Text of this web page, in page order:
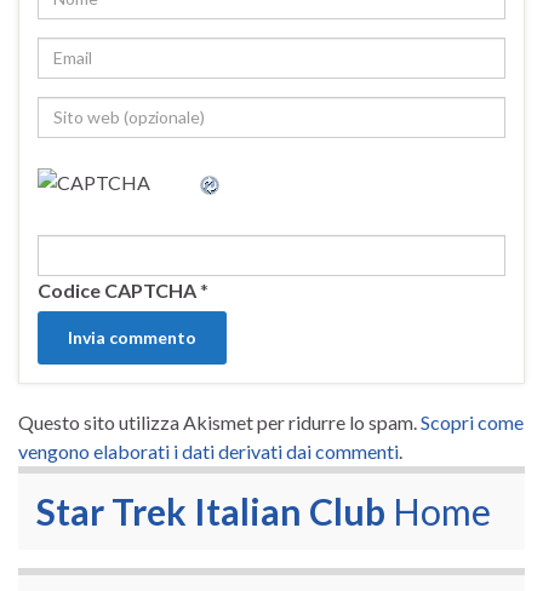
Codice CAPTCHA*
Questo sito utilizza Akismet per ridurre lo spam. Scopri come
vengono elaborati i dati derivati dai commenti
Star Trek Italian Club Home